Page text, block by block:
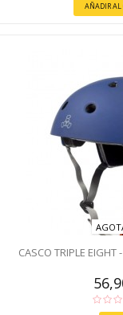
AÑADIR AL
CASCO TRIPLE EIGHT